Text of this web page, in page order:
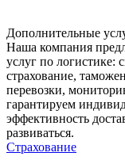
Дополнительные
Наша компания
услуг по логистике:
страхование,
перевозки,
гарантируем
эффективность
развиваться.
Страхование